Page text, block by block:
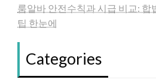
룸알바 안전수칙과 시급 비교: 합
팁 한눈에
Categories